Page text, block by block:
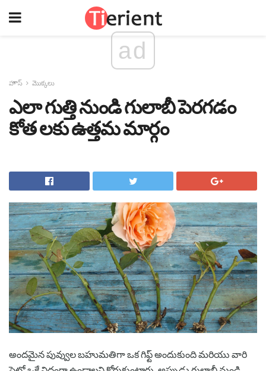
ad
హౌస్ మొక్కలు
ఎలా గుత్తి నుండి గులాబీ పెరగడం
కోత లకు ఉత్తమ మార్గం
అందమైన పువ్వుల బహుమతిగా ఒక గిఫ్ట్ అందుకుంది మరియు వారి